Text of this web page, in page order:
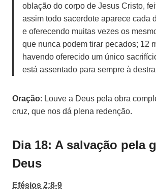
oblação do corpo de Jesus Cristo,
assim todo sacerdote aparece cada
e oferecendo muitas vezes os
que nunca podem tirar pecados; 12
havendo oferecido um único
está assentado para sempre à
Oração: Louve a Deus pela obra
cruz, que nos dá plena redenção.
Dia 18: A salvação pela
Deus
Efésios 2:8-9